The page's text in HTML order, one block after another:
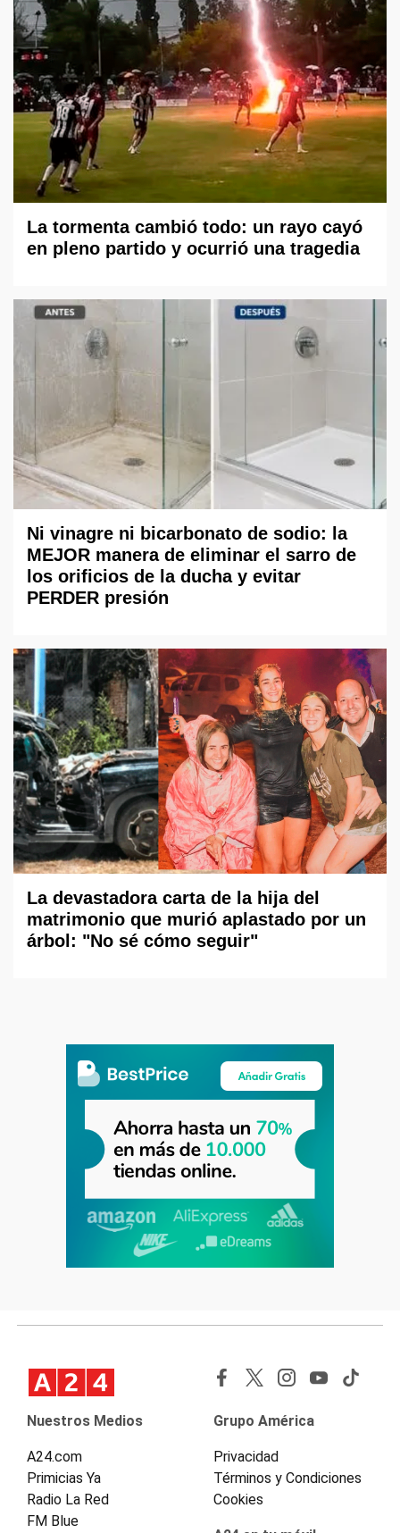
La tormenta cambió todo: un rayo cayó
en pleno partido y ocurrió una tragedia
Ni vinagre ni bicarbonato de sodio: la
MEJOR manera de eliminar el sarro de
los orificios de la ducha y evitar
PERDER presión
La devastadora carta de la hija del
matrimonio que murió aplastado por un
árbol: "No sé cómo seguir"
Nuestros Medios
A24.com
Primicias Ya
Radio La Red
FM Blue
Grupo América
Privacidad
Términos y Condiciones
Cookies